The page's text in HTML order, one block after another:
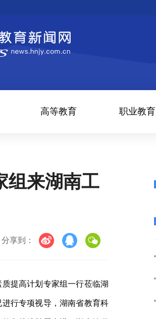
高等教育 职业教育
组来湖南工
分享到：
提高计划专家组一行莅临湖
行专项视导，湖南省教育科